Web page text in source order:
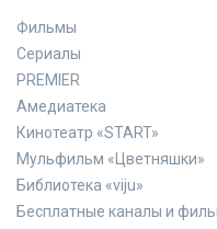
Фильмы
Сериалы
PREMIER
Амедиатека
Кинотеатр «START»
Мульфильм «Цветняшки»
Библиотека «viju»
Бесплатные каналы и